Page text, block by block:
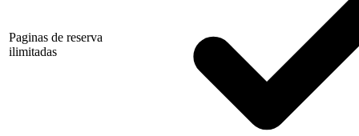
Paginas de reserva
ilimitadas